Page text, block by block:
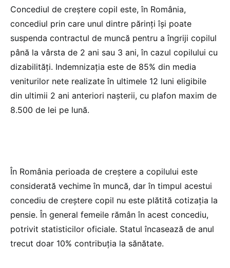
Concediul de creștere copil este, în România,
concediul prin care unul dintre părinți își poate
suspenda contractul de muncă pentru a îngriji copilul
până la vârsta de 2 ani sau 3 ani, în cazul copilului cu
dizabilități. Indemnizația este de 85% din media
veniturilor nete realizate în ultimele 12 luni eligibile
din ultimii 2 ani anteriori nașterii, cu plafon maxim de
8.500 de lei pe lună.
În România perioada de creștere a copilului este
considerată vechime în muncă, dar în timpul acestui
concediu de creștere copil nu este plătită cotizația la
pensie. În general femeile rămân în acest concediu,
potrivit statisticilor oficiale. Statul încasează de anul
trecut doar 10% contribuția la sănătate.